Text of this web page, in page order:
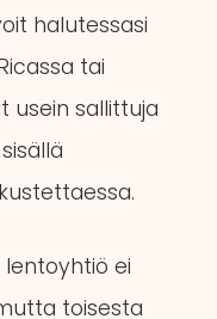
halutessasi
tai
usein sallittuja
ei
toisesta